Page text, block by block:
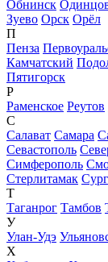
Обнинск
Зуево Орск Орёл
П
Пенза
Камчатский
Пятигорск
Р
Раменское Реутов
С
Салават Самара
Севастополь
Симферополь
Стерлитамак
Т
Таганрог Тамбов
У
Улан-Удэ
Х